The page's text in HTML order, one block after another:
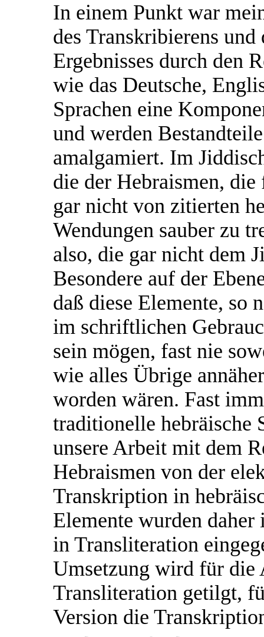
In einem Punkt war
des Transkribierens und
Ergebnisses durch den
wie das Deutsche,
Sprachen eine
und werden
amalgamiert. Im
die der Hebraismen,
gar nicht von zitierten
Wendungen sauber zu
also, die gar nicht dem
Besondere auf der
daß diese Elemente, so
im schriftlichen
sein mögen, fast nie
wie alles Übrige
worden wären. Fast
traditionelle hebräische
unsere Arbeit mit dem
Hebraismen von der
Transkription in
Elemente wurden
in Transliteration
Umsetzung wird für die
Transliteration getilgt,
Version die